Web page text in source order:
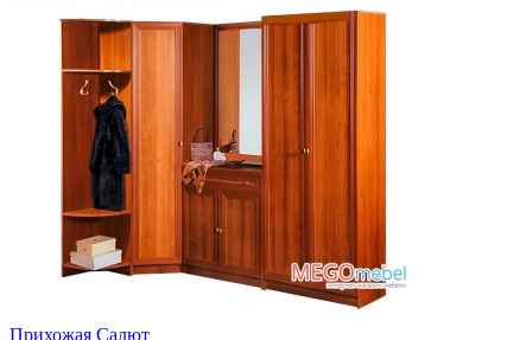
Прихожая Салют